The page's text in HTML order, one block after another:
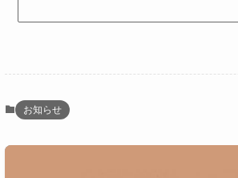
お知らせ